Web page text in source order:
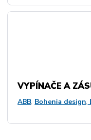
VYPÍNAČE A
ABB, Bohenia design,